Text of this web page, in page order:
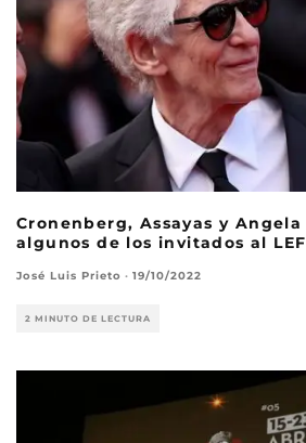
Cronenberg, Assayas y Angela
algunos de los invitados al
José Luis Prieto · 19/10/2022
2 MINUTO DE LECTURA